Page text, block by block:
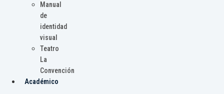
Manual
de
identidad
visual
Teatro
La
Convención
Académico